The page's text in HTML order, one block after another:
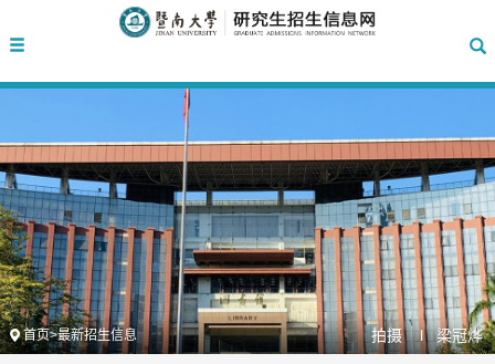
首页>最新招生信息 拍摄 l梁冠烨